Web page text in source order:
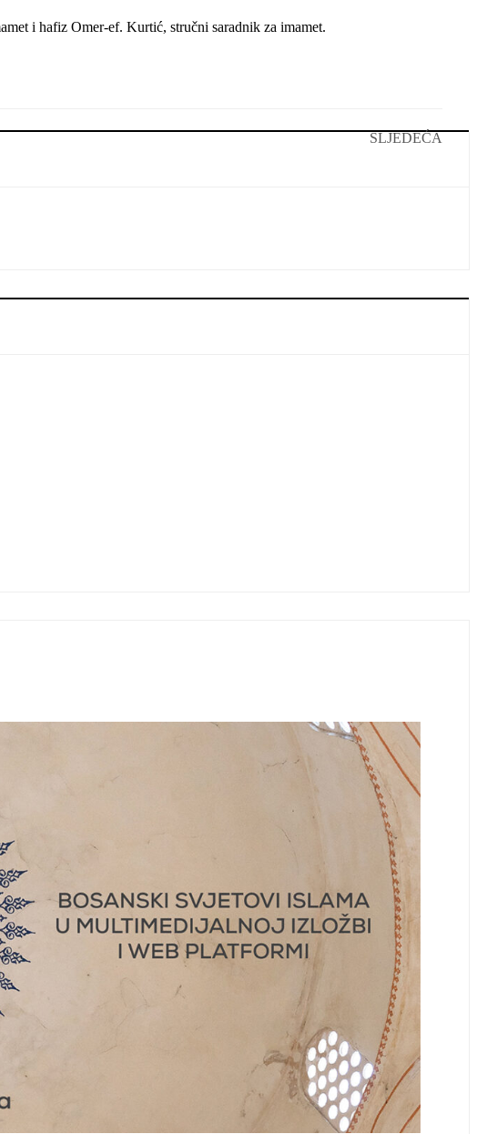
i hafiz Omer-ef. Kurtić, stručni saradnik za imamet.
SLJEDEĆA